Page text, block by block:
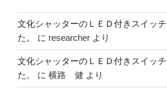
文化シャッターのＬＥＤ付きスイッ
た。
に researcher より
文化シャッターのＬＥＤ付きスイッ
た。
に 横路 健 より